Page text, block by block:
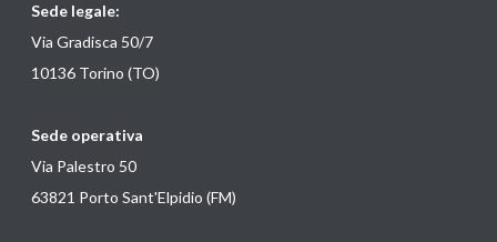
Sede legale:
Via Gradisca 50/7
10136 Torino (TO)
Sede operativa
Via Palestro 50
63821 Porto Sant'Elpidio (FM)